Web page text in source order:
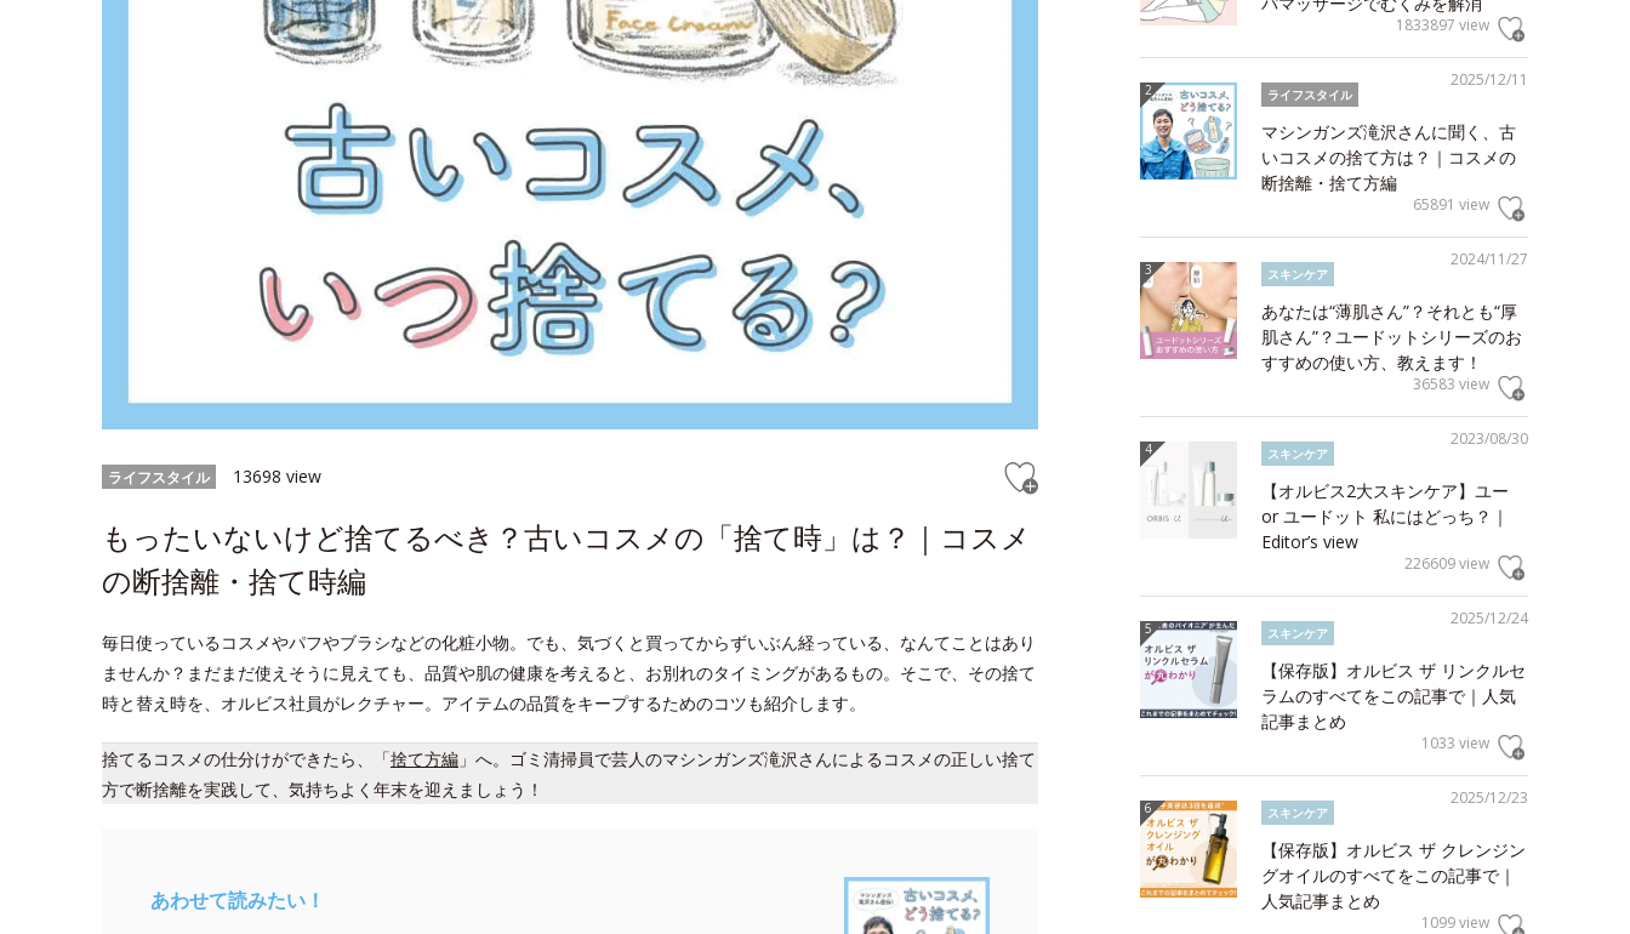
ライフスタイル 13698 view
もったいないけど捨てるべき？古いコスメの「捨て時」は？｜コスメ
の断捨離・捨て時編
毎日使っているコスメやパフやブラシなどの化粧小物。でも、気づくと買ってからずいぶん経っている、なんてことはあり
ませんか？まだまだ使えそうに見えても、品質や肌の健康を考えると、お別れのタイミングがあるもの。そこで、その捨て
時と替え時を、オルビス社員がレクチャー。アイテムの品質をキープするためのコツも紹介します。
捨てるコスメの仕分けができたら、「捨て方編 」へ。ゴミ清掃員で芸人のマシンガンズ滝沢さんによるコスメの正しい捨て
方で断捨離を実践して、気持ちよく年末を迎えましょう！
あわせて読みたい！
1833897 view
2025/12/11
ライフスタイル
マシンガンズ滝沢さんに聞く、古
いコスメの捨て方は？｜コスメの
断捨離・捨て方編
65891 view
2024/11/27
スキンケア
あなたは“薄肌さん”？それとも“厚
肌さん”？ユードットシリーズのお
すすめの使い方、教えます！
36583 view
2023/08/30
スキンケア
【オルビス2大スキンケア】ユー
or ユードット 私にはどっち？｜
Editor’s view
226609 view
2025/12/24
スキンケア
【保存版】オルビス ザ リンクルセ
ラムのすべてをこの記事で｜人気
記事まとめ
1033 view
2025/12/23
スキンケア
【保存版】オルビス ザ クレンジン
グオイルのすべてをこの記事で｜
人気記事まとめ
1099 view